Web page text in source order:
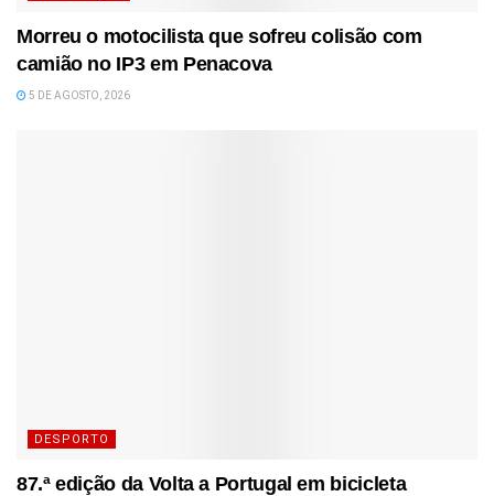
Morreu o motocilista que sofreu colisão com
camião no IP3 em Penacova
5 DE AGOSTO, 2026
DESPORTO
87.ª edição da Volta a Portugal em bicicleta